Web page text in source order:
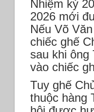
Nhiệm kỳ
2026 mới
Nếu Võ
chiếc ghế
sau khi
vào chiếc
Tuy ghế
thuộc hàng